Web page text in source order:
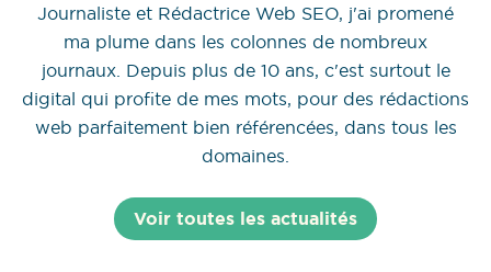
Journaliste et Rédactrice Web SEO, j'ai promené
ma plume dans les colonnes de nombreux
journaux. Depuis plus de 10 ans, c'est surtout le
digital qui profite de mes mots, pour des rédactions
web parfaitement bien référencées, dans tous les
domaines.
Voir toutes les actualités